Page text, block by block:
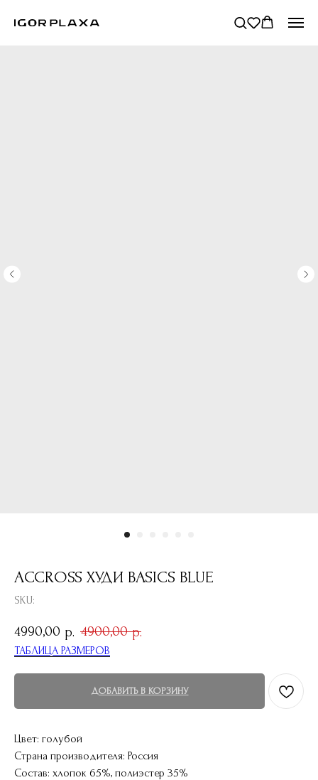
ACCROSS ХУДИ BASICS BLUE
SKU:
4990,00 р. 4900,00 р.
ТАБЛИЦА РАЗМЕРОВ
ДОБАВИТЬ В КОРЗИНУ
Цвет: голубой
Страна производителя: Россия
Состав: хлопок 65%, полиэстер 35%